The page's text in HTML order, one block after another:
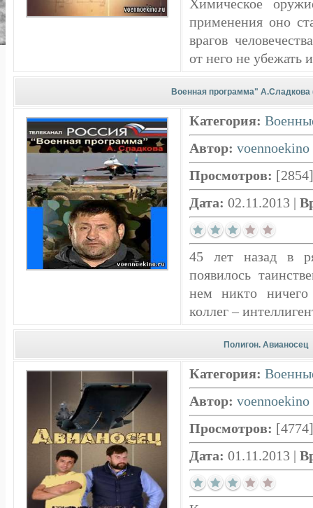
Химическое
применения оно
врагов
от него не убежать
Военная программа" А.Сладкова
Категория:
Автор: voennoekino
Просмотров: [2854]
Дата: 02.11.2013
45 лет назад в
появилось
нем никто
коллег –
Полигон. Авианосец
Категория:
Автор: voennoekino
Просмотров: [4774]
Дата: 01.11.2013